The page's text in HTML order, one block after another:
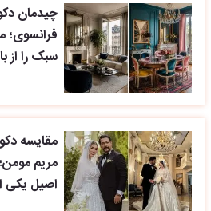
چیدمان
فرانسوی؛
سبک را از
مقایسه
مریم
اصیل یکی